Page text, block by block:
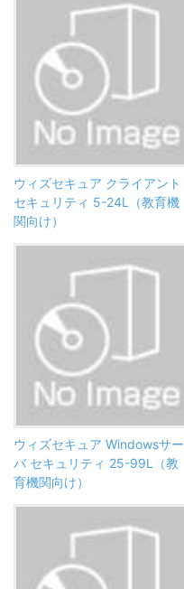
ウィズセキュア クライアント
セキュリティ 5-24L（教育機
関向け）
ウィズセキュア Windowsサー
バ セキュリティ 25-99L（教
育機関向け）